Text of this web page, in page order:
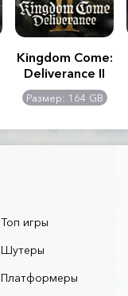
Kingdom Come:
Deliverance II
Размер: 164 GB
Топ игры
Шутеры
Платформеры